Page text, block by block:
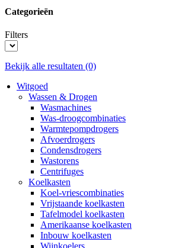
Categorieën
Filters
Bekijk alle resultaten (0)
Witgoed
Wassen & Drogen
Wasmachines
Was-droogcombinaties
Warmtepompdrogers
Afvoerdrogers
Condensdrogers
Wastorens
Centrifuges
Koelkasten
Koel-vriescombinaties
Vrijstaande koelkasten
Tafelmodel koelkasten
Amerikaanse koelkasten
Inbouw koelkasten
Wijnkoelers